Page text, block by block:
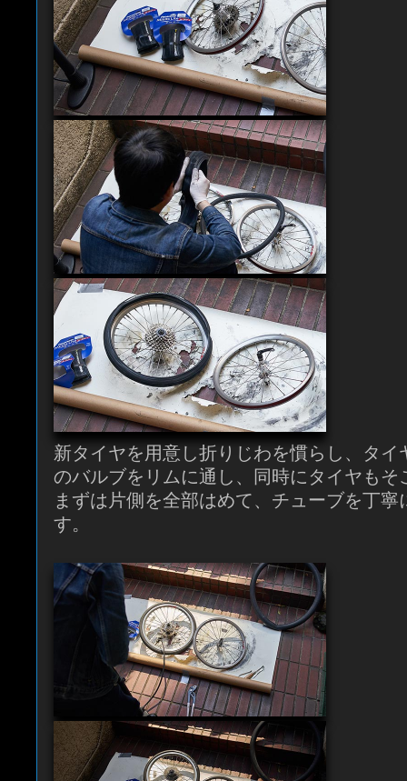
新タイヤを用意し折りじわを慣らし、タ
のバルブをリムに通し、同時にタイヤもそ
まずは片側を全部はめて、チューブを丁
す。